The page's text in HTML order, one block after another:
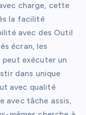
charge, cette
la facilité
avec des Outil
écran, les
exécuter un
dans unique
avec qualité
avec tâche assis,